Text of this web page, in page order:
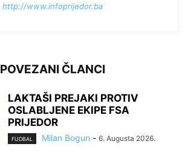
http://www.infoprijedor.ba
POVEZANI ČLANCI
LAKTAŠI PREJAKI PROTIV
OSLABLJENE EKIPE FSA
PRIJEDOR
FUDBAL Milan Bogun - 6. Augusta 2026.